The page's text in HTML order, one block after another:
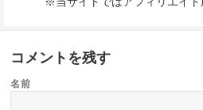
コメントを残す
名前